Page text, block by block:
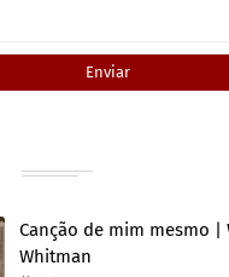
Canção de mim mesmo |
Whitman